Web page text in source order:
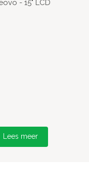
- 15" LCD
Lees meer